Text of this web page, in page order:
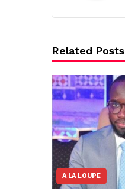
Related Posts
A LA LOUPE